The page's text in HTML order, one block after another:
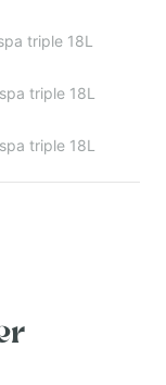
triple 18L
triple 18L
triple 18L